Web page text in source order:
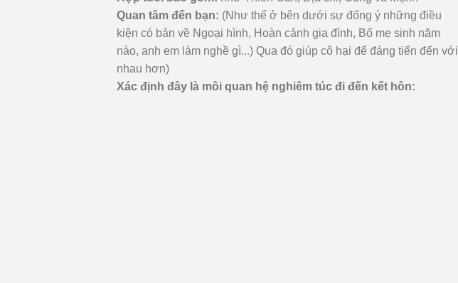
Quan tâm đến bạn: (Như thể ở bên dưới sự đống ý những điều
kiện có bản về Ngoại hình, Hoàn cảnh gia đình, Bố mẹ sinh năm
nào, anh em làm nghề gì...) Qua đó giúp cô hại để đáng tiến đến với
nhau hơn)
Xác định đây là môi quan hệ nghiêm túc đi đến kết hôn: